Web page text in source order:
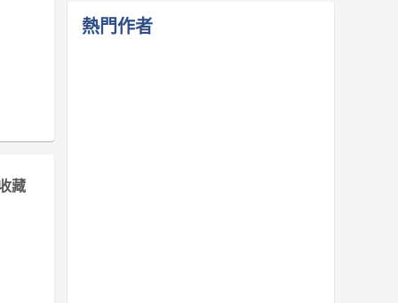
藏
熱門作者